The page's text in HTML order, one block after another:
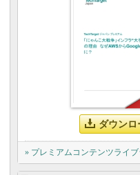
ダウンロ
» プレミアムコンテンツライ